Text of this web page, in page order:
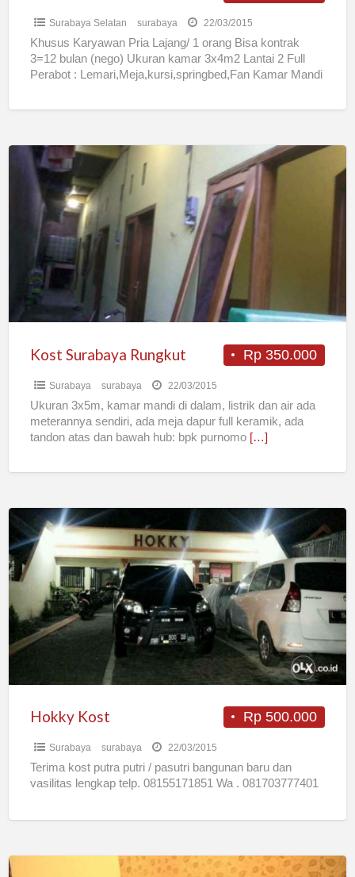
Surabaya Selatan surabaya 22/03/2015
Khusus Karyawan Pria Lajang/ 1 orang Bisa kontrak
3=12 bulan (nego) Ukuran kamar 3x4m2 Lantai 2 Full
Perabot : Lemari,Meja,kursi,springbed,Fan Kamar Mandi
Kost
Surabaya
Rungkut
Rp 350.000
Kost Surabaya Rungkut
Surabaya surabaya 22/03/2015
Ukuran 3x5m, kamar mandi di dalam, listrik dan air ada
meterannya sendiri, ada meja dapur full keramik, ada
tandon atas dan bawah hub: bpk purnomo […]
Hokky
Kost
Rp 500.000
Hokky Kost
Surabaya surabaya 22/03/2015
Terima kost putra putri / pasutri bangunan baru dan
vasilitas lengkap telp. 08155171851 Wa . 081703777401
Penginapan